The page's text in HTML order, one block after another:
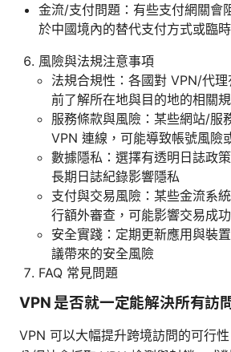
金流/支付問題：有些支付網關會
於中國境內的替代支付方式或臨
風險與法規注意事項
法規合規性：各國對 VPN/代
前了解所在地與目的地的相關
服務條款與風險：某些網站/服
VPN 連線，可能導致帳號風險
數據隱私：選擇有透明日誌政
長期日誌紀錄影響隱私
支付與交易風險：某些金流系
行額外審查，可能影響交易成
安全實踐：定期更新應用與裝
議帶來的安全風險
FAQ 常見問題
VPN 是否就一定能解決所有訪
VPN 可以大幅提升跨境訪問的可行